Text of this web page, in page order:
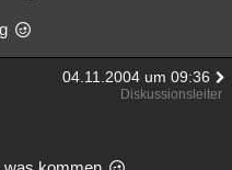
04.11.2004 um 09:36
Diskussionsleiter